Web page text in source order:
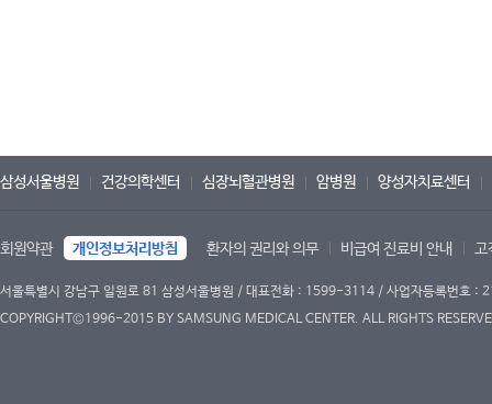
삼성서울병원 건강의학센터 심장뇌혈관병원 암병원 양성자치료센터
회원약관 개인정보처리방침 환자의 권리와 의무 비급여 진료비 안내 고
서울특별시 강남구 일원로 81 삼성서울병원 / 대표전화 : 1599-3114 / 사업자등록번호
COPYRIGHT©1996-2015 BY SAMSUNG MEDICAL CENTER. ALL RIGHTS